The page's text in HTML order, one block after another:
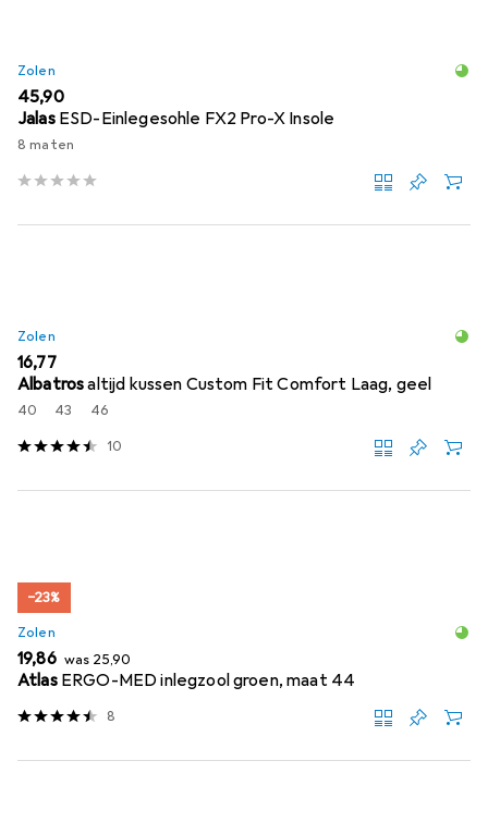
Zolen
EUR
45,90
Jalas ESD-Einlegesohle FX2 Pro-X Insole
8 maten
Zolen
EUR
16,77
Albatrosaltijd kussen Custom Fit Comfort Laag, geel
40 43 46
10
−23%
Zolen
EUR
19,86 was EUR
25,90
Atlas ERGO-MED inlegzool groen, maat 44
8